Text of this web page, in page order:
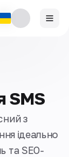
SMS
з
ідеально
та SEO-